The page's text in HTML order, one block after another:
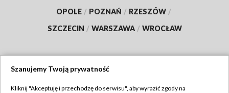
OPOLE / POZNAŃ / RZESZÓW /
SZCZECIN / WARSZAWA / WROCŁAW
Szanujemy Twoją prywatność
Kliknij "Akceptuję i przechodzę do serwisu", aby wyrazić zgody na